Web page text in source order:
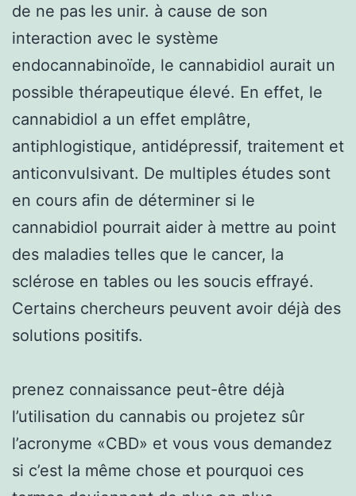
de ne pas les unir. à cause de son
interaction avec le système
endocannabinoïde, le cannabidiol aurait un
possible thérapeutique élevé. En effet, le
cannabidiol a un effet emplâtre,
antiphlogistique, antidépressif, traitement et
anticonvulsivant. De multiples études sont
en cours afin de déterminer si le
cannabidiol pourrait aider à mettre au point
des maladies telles que le cancer, la
sclérose en tables ou les soucis effrayé.
Certains chercheurs peuvent avoir déjà des
solutions positifs.
prenez connaissance peut-être déjà
l’utilisation du cannabis ou projetez sûr
l’acronyme «CBD» et vous vous demandez
si c’est la même chose et pourquoi ces